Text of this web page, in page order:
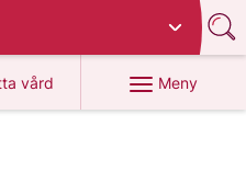
vård
1177.se
Meny